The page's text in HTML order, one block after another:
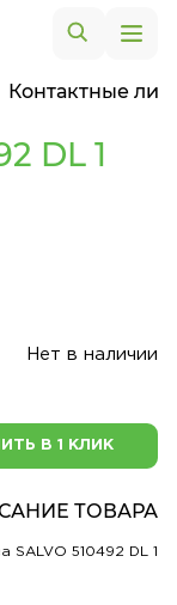
Контактные
DL 1
Нет в наличии
В 1 КЛИК
ТОВАРА
SALVO 510492 DL 1